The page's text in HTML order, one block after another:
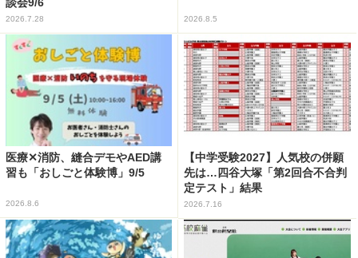
談会9/6
2026.7.28 2026.8.5
医療✕消防、縫合デモやAED講
習も「おしごと体験博」9/5
2026.8.6
【中学受験2027】人気校の併願
先は…四谷大塚「第2回合不合判
定テスト」結果
2026.7.16